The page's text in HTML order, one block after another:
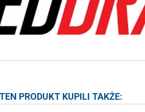
PRODUKT KUPILI TAKŻE: